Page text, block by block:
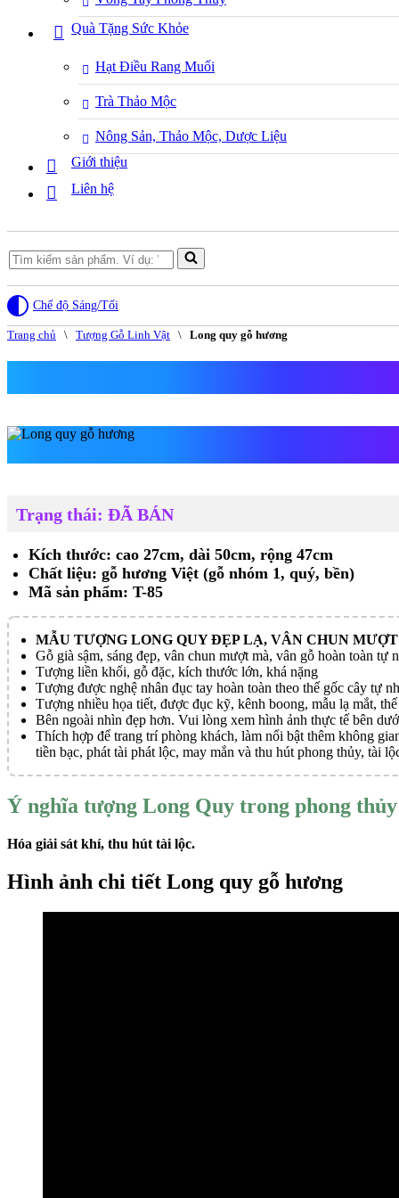
Quà Tặng Sức Khỏe
Hạt Điều Rang Muối
Trà Thảo Mộc
Nông Sản, Thảo Mộc, Dược Liệu
Giới thiệu
Liên hệ
Search
for...
Chế độ Sáng/Tối
Trang chủ \ Tượng Gỗ Linh Vật \ Long quy gỗ hương
Trạng thái: ĐÃ BÁN
Kích thước: cao 27cm, dài 50cm, rộng 47cm
Chất liệu: gỗ hương Việt (gỗ nhóm 1, quý, bền)
Mã sản phẩm: T-85
MẪU TƯỢNG LONG QUY ĐẸP LẠ, VÂN CHUN
Gỗ già sậm, sáng đẹp, vân chun mượt mà, vân gỗ hoàn toàn tự
Tượng liền khối, gỗ đặc, kích thước lớn, khá nặng
Tượng được nghệ nhân đục tay hoàn toàn theo thế gốc cây tự
Tượng nhiều họa tiết, được đục kỹ, kênh boong, mẫu lạ mắt, thế
Bên ngoài nhìn đẹp hơn. Vui lòng xem hình ảnh thực tế bên
Thích hợp để trang trí phòng khách, làm nổi bật thêm không
tiền bạc, phát tài phát lộc, may mắn và thu hút phong thủy, tài
Ý nghĩa tượng Long Quy trong phong
Hóa giải sát khí, thu hút tài lộc.
Hình ảnh chi tiết Long quy gỗ hương